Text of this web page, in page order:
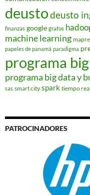
deustodeusto
finanzas google grafos
machine learning
papeles de panamá paradigma
programa
programa big data y
sas smart city spark tiempo real
PATROCINADORES